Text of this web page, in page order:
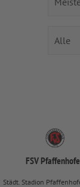
FSV
Städt. Stadion